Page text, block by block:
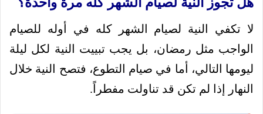
لا تكفي النية لصيام الشهر كله في أوله للصيام
الواجب مثل رمضان، بل يجب تبييت النية لكل ليلة
ليومها التالي، أما في صيام التطوع، فتصح النية خلال
النهار إذا لم تكن قد تناولت مفطراً.